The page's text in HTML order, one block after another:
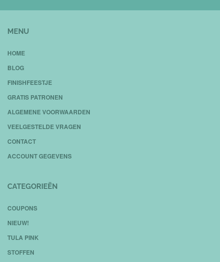
MENU
HOME
BLOG
FINISHFEESTJE
GRATIS PATRONEN
ALGEMENE VOORWAARDEN
VEELGESTELDE VRAGEN
CONTACT
ACCOUNT GEGEVENS
CATEGORIEËN
COUPONS
NIEUW!
TULA PINK
STOFFEN